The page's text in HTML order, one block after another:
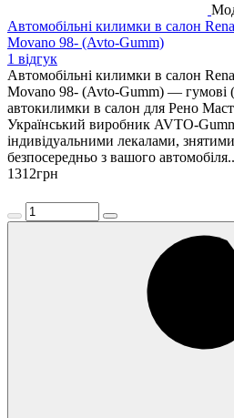
Автомобільні килимки в салон
Movano 98- (Avto-Gumm)
1 відгук
Автомобільні килимки в салон
Movano 98- (Avto-Gumm) — гумові
автокилимки в салон для Рено
Український виробник AVTO-
індивідуальними лекалами,
безпосередньо з вашого
1312грн